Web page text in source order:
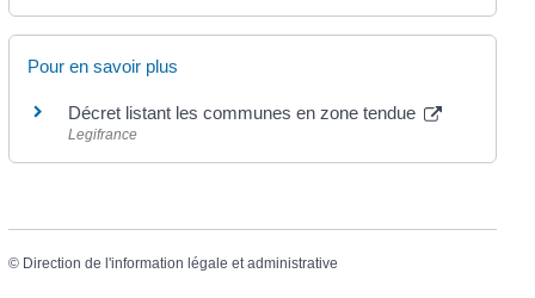
Pour en savoir plus
Décret listant les communes en zone tendue
Legifrance
© Direction de l'information légale et administrative